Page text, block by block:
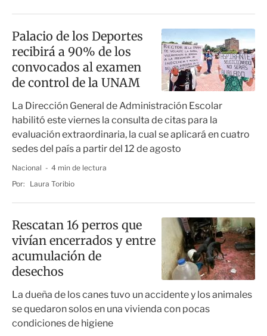
Palacio de los Deportes
recibirá a 90% de los
convocados al examen
de control de la UNAM
La Dirección General de Administración Escolar
habilitó este viernes la consulta de citas para la
evaluación extraordinaria, la cual se aplicará en cuatro
sedes del país a partir del 12 de agosto
Nacional
4 min de lectura
Por:
Laura Toribio
Rescatan 16 perros que
vivían encerrados y entre
acumulación de
desechos
La dueña de los canes tuvo un accidente y los animales
se quedaron solos en una vivienda con pocas
condiciones de higiene